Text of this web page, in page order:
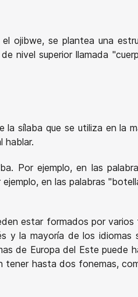
ojibwe, se plantea una
nivel superior llamada
sílaba que se utiliza en la
hablar.
Por ejemplo, en las
en las palabras
estar formados por varios
y la mayoría de los
de Europa del Este puede
hasta dos fonemas,